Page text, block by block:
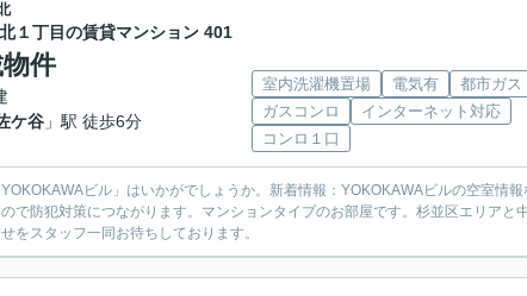
１丁目の賃貸マンション 401
件
ケ谷 」駅 徒歩6分
室内洗濯機置場 電気有
都市ガス
ガスコンロ
インターネット対応
コンロ１口
ビル」はいかがでしょうか。新着情報：YOKOKAWAビルの空室情
で防犯対策につながります。マンションタイプのお部屋です。杉並区エリアと
をスタッフ一同お待ちしております。